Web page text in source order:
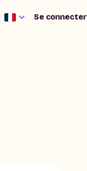
Se connecter